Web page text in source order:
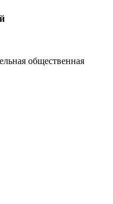
общественная